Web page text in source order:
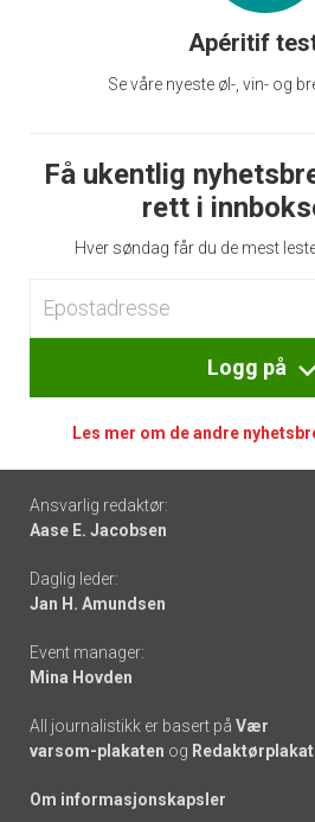
Apéritif
Se våre nyeste øl-, vin- og
Få ukentlig
rett i
Hver søndag får du de mest
Logg på
Les mer om de andre
Footer
-
links
Ansvarlig redaktør:
Aase E. Jacobsen
Daglig leder:
Jan H. Amundsen
Event manager:
Mina Hovden
All journalistikk er basert på Vær
varsom-plakaten og
Om informasjonskapsler